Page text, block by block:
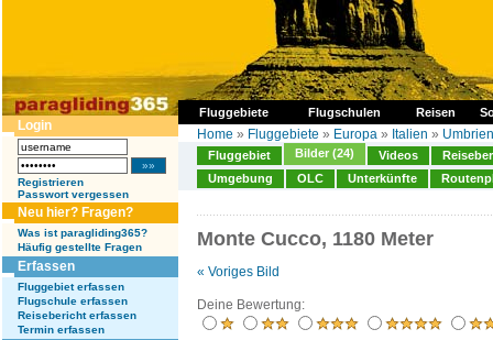
Fluggebiete Flugschulen Reisen
Login
Registrieren
Passwort vergessen
Neu hier? Fragen?
Was ist paragliding365?
Häufig gestellte Fragen
Erfassen
Fluggebiet erfassen
Flugschule erfassen
Reisebericht erfassen
Termin erfassen
Home » Fluggebiete » Europa » Italien » Umbrien
Fluggebiet Bilder (24) Videos
Umgebung
OLC Unterkünfte
Monte Cucco, 1180 Meter
« Voriges Bild
Deine Bewertung: